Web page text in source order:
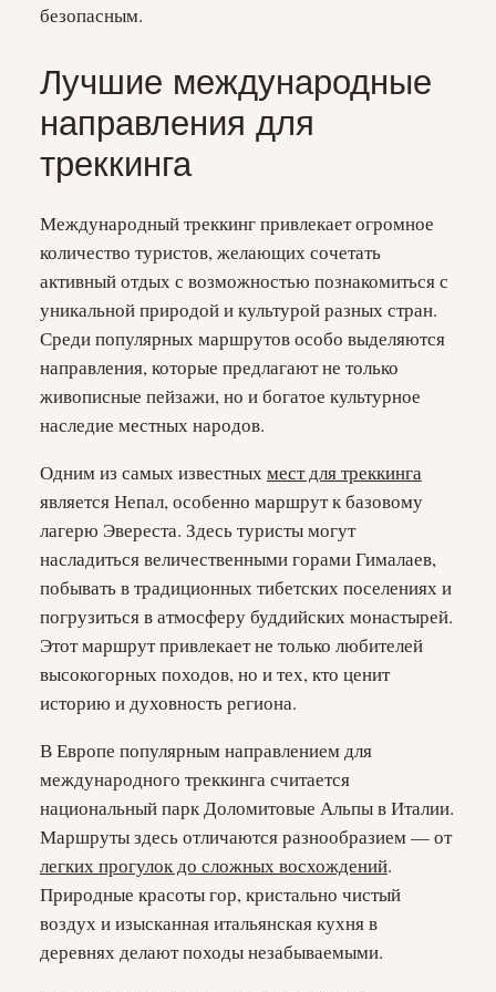
безопасным.
Лучшие международные
направления для
треккинга
Международный треккинг привлекает огромное
количество туристов, желающих сочетать
активный отдых с возможностью познакомиться с
уникальной природой и культурой разных стран.
Среди популярных маршрутов особо выделяются
направления, которые предлагают не только
живописные пейзажи, но и богатое культурное
наследие местных народов.
Одним из самых известныхмест для треккинга
является Непал, особенно маршрут к базовому
лагерю Эвереста. Здесь туристы могут
насладиться величественными горами Гималаев,
побывать в традиционных тибетских поселениях и
погрузиться в атмосферу буддийских монастырей.
Этот маршрут привлекает не только любителей
высокогорных походов, но и тех, кто ценит
историю и духовность региона.
В Европе популярным направлением для
международного треккинга считается
национальный парк Доломитовые Альпы в Италии.
Маршруты здесь отличаются разнообразием — от
легких прогулок до сложных восхождений.
Природные красоты гор, кристально чистый
воздух и изысканная итальянская кухня в
деревнях делают походы незабываемыми.